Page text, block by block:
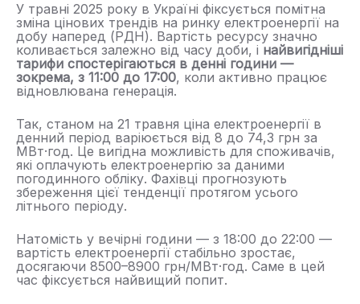
У травні 2025 року в Україні фіксується помітна
зміна цінових трендів на ринку електроенергії на
добу наперед (РДН). Вартість ресурсу значно
коливається залежно від часу доби, і найвигідніші
тарифи спостерігаються в денні години —
зокрема, з 11:00 до 17:00, коли активно працює
відновлювана генерація.
Так, станом на 21 травня ціна електроенергії в
денний період варіюється від 8 до 74,3 грн за
МВт·год. Це вигідна можливість для споживачів,
які оплачують електроенергію за даними
погодинного обліку. Фахівці прогнозують
збереження цієї тенденції протягом усього
літнього періоду.
Натомість у вечірні години — з 18:00 до 22:00 —
вартість електроенергії стабільно зростає,
досягаючи 8500–8900 грн/МВт·год. Саме в цей
час фіксується найвищий попит.